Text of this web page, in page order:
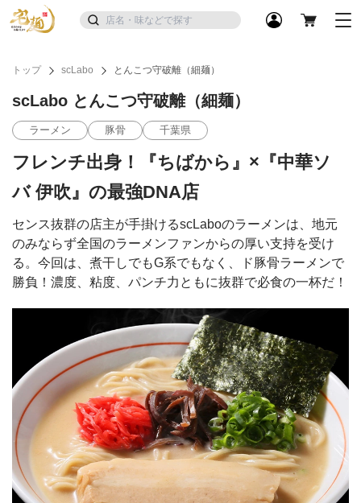
トップ scLabo とんこつ守破離（細麺）
scLabo とんこつ守破離（細麺）
ラーメン 豚骨 千葉県
フレンチ出身！『ちばから』×『中華ソ
バ 伊吹』の最強DNA店
センス抜群の店主が手掛けるscLaboのラーメンは、地元
のみならず全国のラーメンファンからの厚い支持を受け
る。今回は、煮干しでもG系でもなく、ド豚骨ラーメンで
勝負！濃度、粘度、パンチ力ともに抜群で必食の一杯だ！